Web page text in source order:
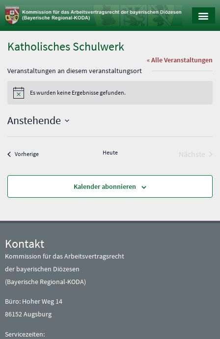
Katholisches Schulwerk
« Alle Veranstaltungen
Veranstaltungen an diesem veranstaltungsort
w
i
Es wurden keine Ergebnisse gefunden.
Anstehende
a
u
m
h
n
VorherigeVeranstaltungen Heute Nächste
Kalender abonnieren
Kontakt
Kommission für das Arbeitsvertragsrecht
der bayerischen Diözesen
(Bayerische Regional-KODA)
Büro: Hoher Weg 14
86152 Augsburg
Servicezeiten: